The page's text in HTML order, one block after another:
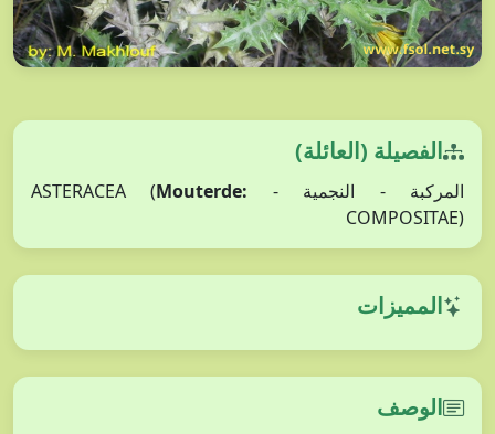
الفصيلة (العائلة)
المركبة - النجمية - ASTERACEA ( Mouterde:
COMPOSITAE)
المميزات
الوصف